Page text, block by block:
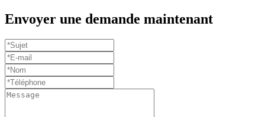
Envoyer une demande maintenant